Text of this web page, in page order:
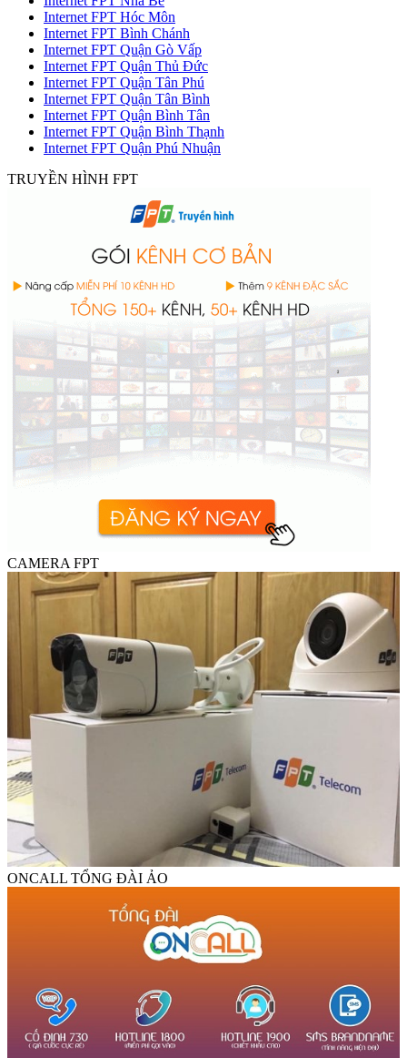
Internet FPT Hóc Môn
Internet FPT Bình Chánh
Internet FPT Quận Gò Vấp
Internet FPT Quận Thủ Đức
Internet FPT Quận Tân Phú
Internet FPT Quận Tân Bình
Internet FPT Quận Bình Tân
Internet FPT Quận Bình Thạnh
Internet FPT Quận Phú Nhuận
TRUYỀN HÌNH FPT
CAMERA FPT
ONCALL TỔNG ĐÀI ẢO